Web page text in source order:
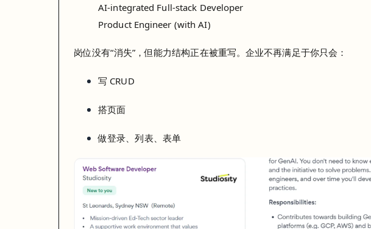
AI-integrated Full-stack Developer
Product Engineer (with AI)
岗位没有“消失”，但能力结构正在被重写。企业不再满足于你只会：
写 CRUD
搭页面
做登录、列表、表单